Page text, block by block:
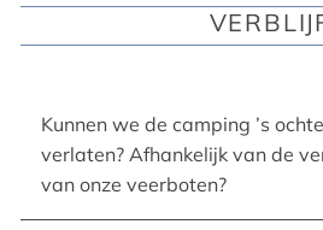
Kunnen we de camping ’s
verlaten? Afhankelijk van de
van onze veerboten?